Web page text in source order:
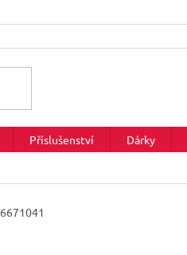
Příslušenství Dárky
6671041